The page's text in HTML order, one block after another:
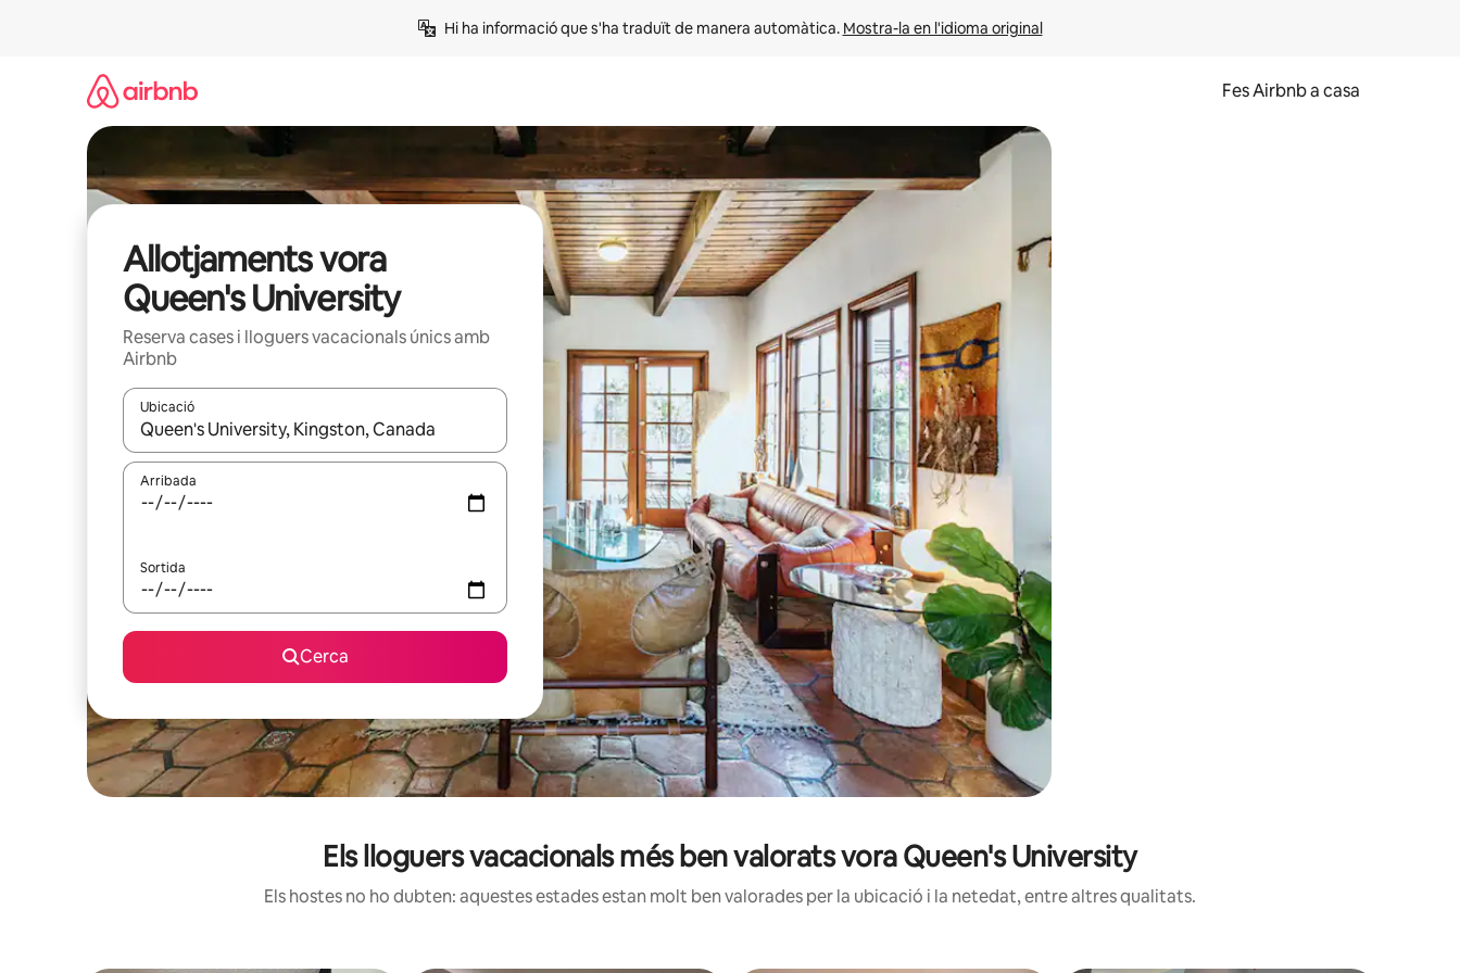
Hi ha informació que s'ha traduït de manera automàtica. Mostra-la en l'idioma original
Fes Airbnb a casa
Allotjaments vora
Queen's University
Reserva cases i lloguers vacacionals únics amb
Airbnb
Ubicació
Quan els resultats estiguin disponibles, podràs navegar-hi a través de les tecles de les fletxes (amunt i avall), o bé fent un toc a la pantalla o fent-hi lliscar el dit.
Arribada
Sortida
Cerca
Els lloguers vacacionals més ben valorats vora Queen's University
Els hostes no ho dubten: aquestes estades estan molt ben valorades per la ubicació i la netedat, entre altres qualitats.